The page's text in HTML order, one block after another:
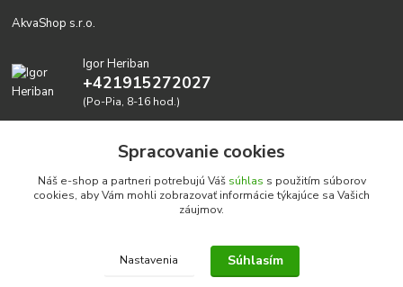
AkvaShop s.r.o.
Igor Heriban
+421915272027
(Po-Pia, 8-16 hod.)
Realizujeme prírodné akvária: AkvaShop s.r.o. • IBAN:
SK3911000000002947087849
Spracovanie cookies
Náš e-shop a partneri potrebujú Váš súhlas s použitím súborov
cookies, aby Vám mohli zobrazovať informácie týkajúce sa Vašich
záujmov.
Nastavenia Súhlasím